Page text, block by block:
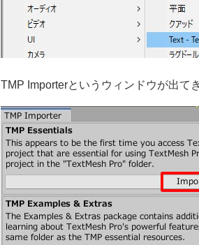
TMP Importerというウィンドウが出て